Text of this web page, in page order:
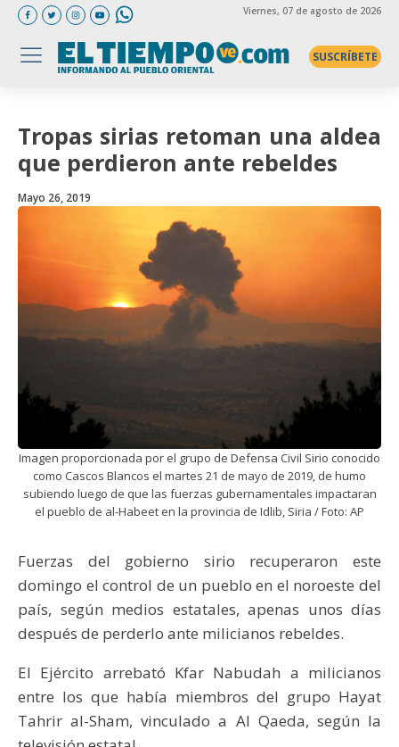
Viernes, 07 de agosto de 2026
SUSCRÍBETE
Tropas sirias retoman una aldea
que perdieron ante rebeldes
Mayo 26, 2019
Imagen proporcionada por el grupo de Defensa Civil Sirio conocido
como Cascos Blancos el martes 21 de mayo de 2019, de humo
subiendo luego de que las fuerzas gubernamentales impactaran
el pueblo de al-Habeet en la provincia de Idlib, Siria / Foto: AP
Fuerzas del gobierno sirio recuperaron este
domingo el control de un pueblo en el noroeste del
país, según medios estatales, apenas unos días
después de perderlo ante milicianos rebeldes.
El Ejército arrebató Kfar Nabudah a milicianos
entre los que había miembros del grupo Hayat
Tahrir al-Sham, vinculado a Al Qaeda, según la